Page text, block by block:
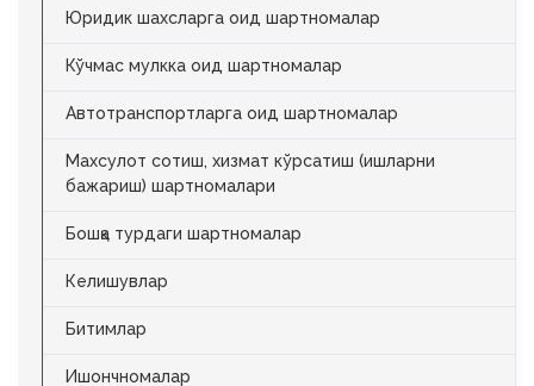
Юридик шахсларга оид шартномалар
Кўчмас мулкка оид шартномалар
Автотранспортларга оид шартномалар
Махсулот сотиш, хизмат кўрсатиш (ишларни
бажариш) шартномалари
Бошқа турдаги шартномалар
Келишувлар
Битимлар
Ишончномалар